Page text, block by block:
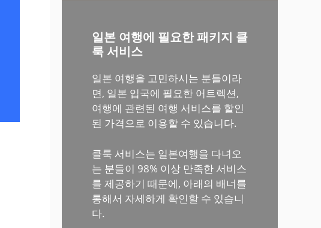
일본 여행에 필요한 패키지 클
룩 서비스
일본 여행을 고민하시는 분들이라
면, 일본 입국에 필요한 어트렉션,
여행에 관련된 여행 서비스를 할인
된 가격으로 이용할 수 있습니다.
클룩 서비스는 일본여행을 다녀오
는 분들이 98% 이상 만족한 서비스
를 제공하기 때문에, 아래의 배너를
통해서 자세하게 확인할 수 있습니
다.